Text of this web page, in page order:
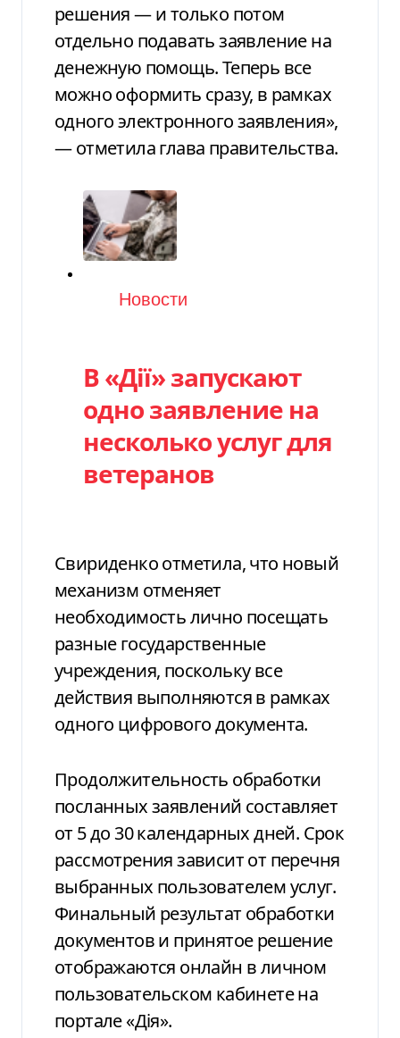
решения — и только потом
отдельно подавать заявление на
денежную помощь. Теперь все
можно оформить сразу, в рамках
одного электронного заявления»,
— отметила глава правительства.
Категория
Новости
В «Дії» запускают
одно заявление на
несколько услуг для
ветеранов
Свириденко отметила, что новый
механизм отменяет
необходимость лично посещать
разные государственные
учреждения, поскольку все
действия выполняются в рамках
одного цифрового документа.
Продолжительность обработки
посланных заявлений составляет
от 5 до 30 календарных дней. Срок
рассмотрения зависит от перечня
выбранных пользователем услуг.
Финальный результат обработки
документов и принятое решение
отображаются онлайн в личном
пользовательском кабинете на
портале «Дія».